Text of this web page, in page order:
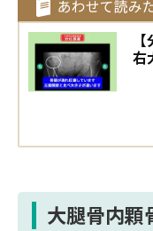
右
大腿骨内顆